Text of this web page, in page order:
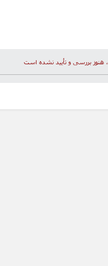
هنوز بررسی و تأیید نشده است